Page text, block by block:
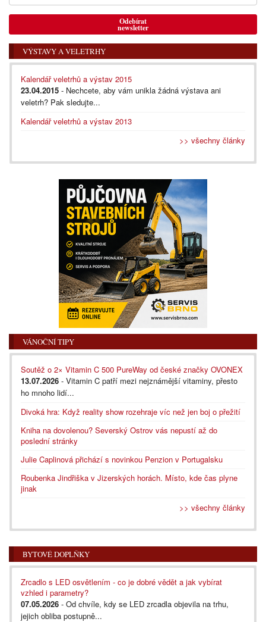
Odebírat
newsletter
VÝSTAVY A VELETRHY
Kalendář veletrhů a výstav 2015
23.04.2015 - Nechcete, aby vám unikla žádná výstava ani
veletrh? Pak sledujte...
Kalendář veletrhů a výstav 2013
>> všechny články
VÁNOČNÍ TIPY
Soutěž o 2× Vitamin C 500 PureWay od české značky OVONEX
13.07.2026 - Vitamin C patří mezi nejznámější vitaminy, přesto
ho mnoho lidí...
Divoká hra: Když reality show rozehraje víc než jen boj o přežití
Kniha na dovolenou? Severský Ostrov vás nepustí až do
poslední stránky
Julie Caplinová přichází s novinkou Penzion v Portugalsku
Roubenka Jindřiška v Jizerských horách. Místo, kde čas plyne
jinak
>> všechny články
BYTOVÉ DOPLŇKY
Zrcadlo s LED osvětlením - co je dobré vědět a jak vybírat
vzhled i parametry?
07.05.2026 - Od chvíle, kdy se LED zrcadla objevila na trhu,
jejich obliba postupně...